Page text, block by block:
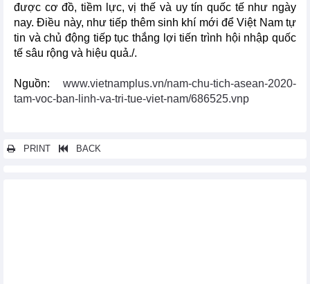
được cơ đồ, tiềm lực, vị thế và uy tín quốc tế như ngày
nay. Điều này, như tiếp thêm sinh khí mới để Việt Nam tự
tin và chủ động tiếp tục thắng lợi tiến trình hội nhập quốc
tế sâu rộng và hiệu quả./.
Nguồn: www.vietnamplus.vn/nam-chu-tich-asean-2020-
tam-voc-ban-linh-va-tri-tue-viet-nam/686525.vnp
PRINT BACK